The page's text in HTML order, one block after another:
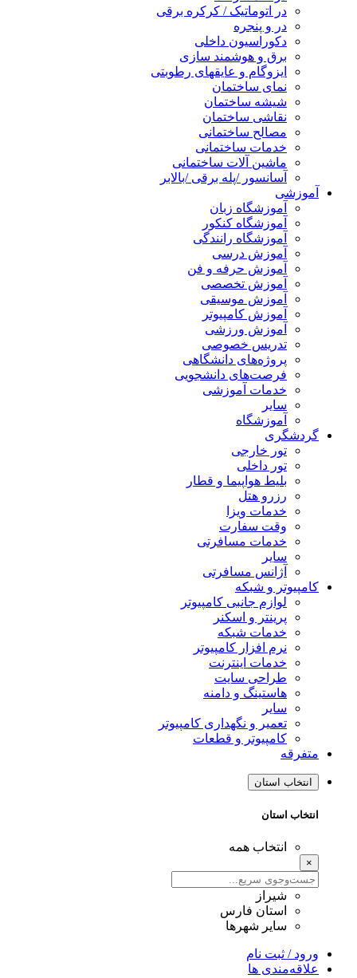
در اتوماتیک / کرکره برقی
در و پنجره
دکوراسیون داخلی
برق و هوشمند سازی
ایزوگام و عایقهای رطوبتی
نمای ساختمان
شیشه ساختمان
نقاشی ساختمان
مصالح ساختمانی
خدمات ساختمانی
ماشین آلات ساختمانی
آسانسور /پله برقی /بالابر
آموزشی
آموزشگاه زبان
آموزشگاه کنکور
آموزشگاه رانندگی
آموزش درسی
آموزش حرفه و فن
آموزش تخصصی
آموزش موسیقی
آموزش کامپیوتر
آموزش ورزشی
تدریس خصوصی
پروژه‌های دانشگاهی
فرصت‌های دانشجویی
خدمات آموزشی
سایر
آموزشگاه
گردشگری
تور خارجی
تور داخلی
بلیط هواپیما و قطار
رزرو هتل
خدمات ویزا
وقت سفارت
خدمات مسافرتی
سایر
آژانس مسافرتی
کامپیوتر و شبکه
لوازم جانبی کامپیوتر
پرینتر و اسکنر
خدمات شبکه
نرم افزار کامپیوتر
خدمات اینترنت
طراحی سایت
هاستینگ و دامنه
سایر
تعمیر و نگهداری کامپیوتر
کامپیوتر و قطعات
متفرقه
انتخاب استان
انتخاب استان
انتخاب همه
×
شیراز
استان فارس
سایر شهرها
ورود / ثبت نام
علاقه‌مندی ها